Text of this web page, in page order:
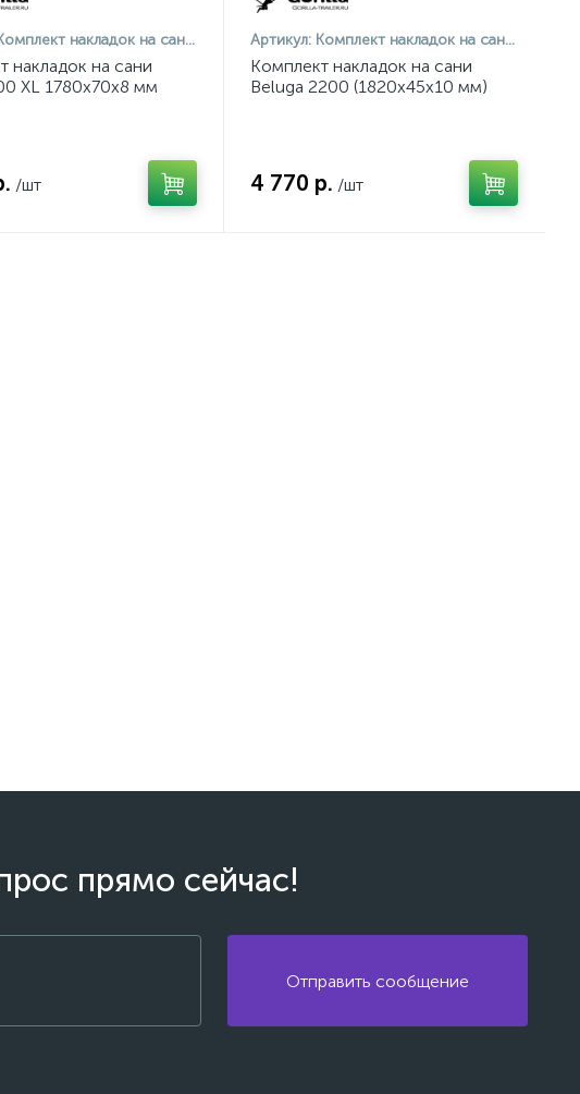
накладок на сани Тайга 1900 XL (1780х70х8 мм)
накладок на сани
XL 1780х70х8 мм
/шт
Артикул: Комплект накладок на сани Beluga 2200 (1820х45х10 мм)
Комплект накладок на сани
Beluga 2200 (1820х45х10 мм)
4 770 р. /шт
прямо сейчас!
Отправить сообщение